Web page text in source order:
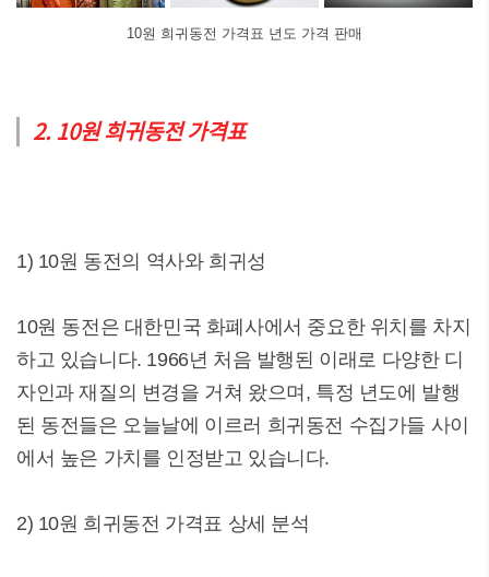
10원 희귀동전 가격표 년도 가격 판매
2. 10원 희귀동전 가격표
1) 10원 동전의 역사와 희귀성
10원 동전은 대한민국 화폐사에서 중요한 위치를 차지
하고 있습니다. 1966년 처음 발행된 이래로 다양한 디
자인과 재질의 변경을 거쳐 왔으며, 특정 년도에 발행
된 동전들은 오늘날에 이르러 희귀동전 수집가들 사이
에서 높은 가치를 인정받고 있습니다.
2) 10원 희귀동전 가격표 상세 분석